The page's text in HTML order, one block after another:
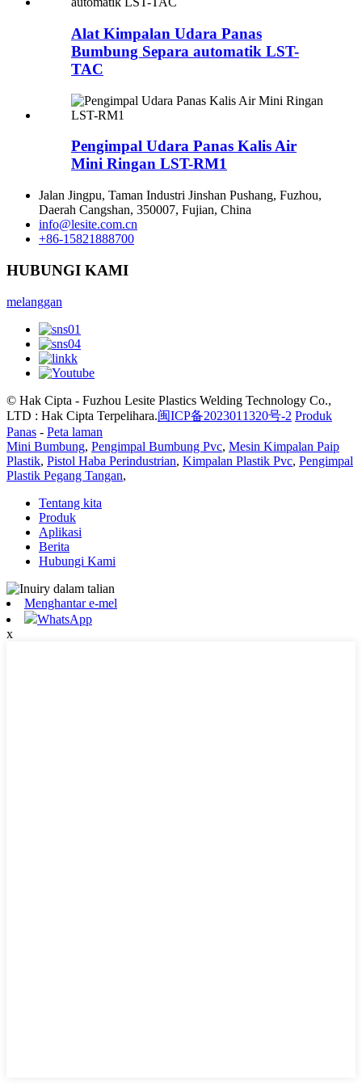
Alat Kimpalan Udara Panas
Bumbung Separa automatik LST-
TAC
Pengimpal Udara Panas Kalis Air
Mini Ringan LST-RM1
Jalan Jingpu, Taman Industri Jinshan Pushang, Fuzhou,
Daerah Cangshan, 350007, Fujian, China
info@lesite.com.cn
+86-15821888700
HUBUNGI KAMI
melanggan
© Hak Cipta - Fuzhou Lesite Plastics Welding Technology Co.,
LTD : Hak Cipta Terpelihara.闽ICP备2023011320号-2 Produk
Panas - Peta laman
Mini Bumbung, Pengimpal Bumbung Pvc, Mesin Kimpalan Paip
Plastik, Pistol Haba Perindustrian, Kimpalan Plastik Pvc, Pengimpal
Plastik Pegang Tangan,
Tentang kita
Produk
Aplikasi
Berita
Hubungi Kami
Menghantar e-mel
WhatsApp
x